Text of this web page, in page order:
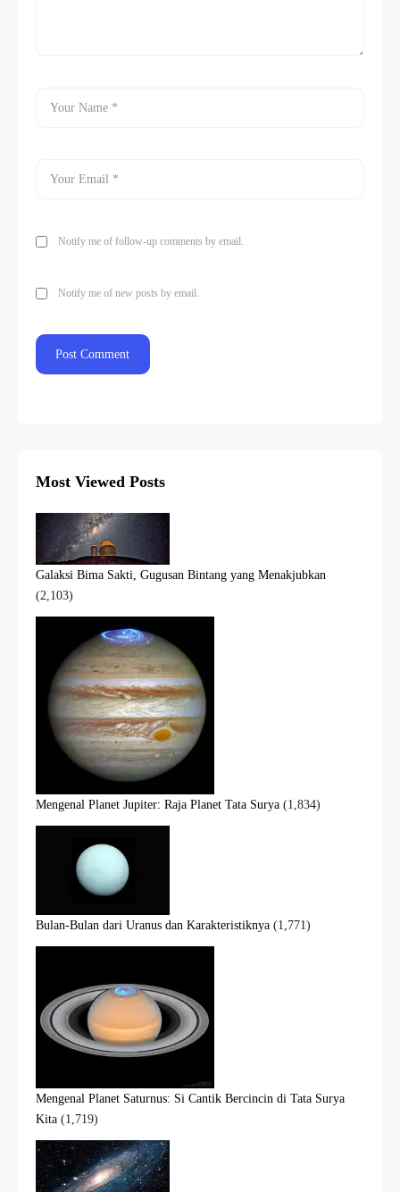
Notify me of follow-up comments by email.
Notify me of new posts by email.
Most Viewed Posts
Galaksi Bima Sakti, Gugusan Bintang yang Menakjubkan
(2,103)
Mengenal Planet Jupiter: Raja Planet Tata Surya (1,834)
Bulan-Bulan dari Uranus dan Karakteristiknya (1,771)
Mengenal Planet Saturnus: Si Cantik Bercincin di Tata Surya
Kita (1,719)